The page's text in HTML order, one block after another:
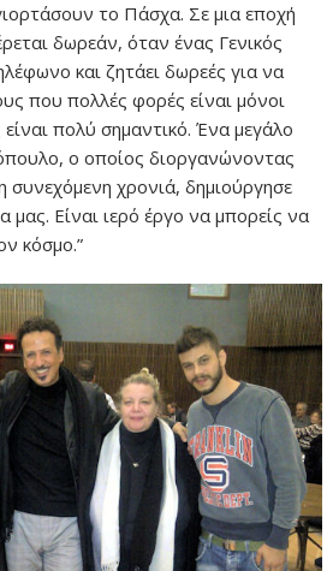
το Πάσχα. Σε μια εποχή
δωρεάν, όταν ένας Γενικός
και ζητάει δωρεές για να
που πολλές φορές είναι μόνοι
είναι πολύ σημαντικό. Ένα μεγάλο
ο οποίος διοργανώνοντας
συνεχόμενη χρονιά, δημιούργησε
μας. Είναι ιερό έργο να μπορείς να
κόσμο.”